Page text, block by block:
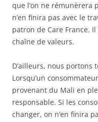
que l’on ne rémunèrera
n’en finira pas avec le
patron de Care France.
chaîne de valeurs.
D’ailleurs, nous
Lorsqu’un
provenant du Mali en
responsable. Si les
changer, on n’en finira